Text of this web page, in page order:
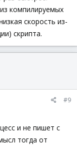
компилируемых
скорость из-
скрипта.
#9
и не пишет с
тогда от